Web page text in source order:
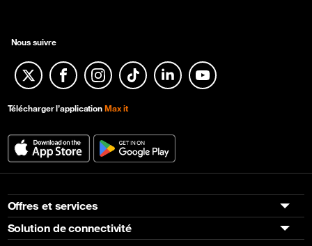
Nous suivre
Twitter FacebookInstagramTikTok Linkedin YouTube
Télécharger l’applicationMax it
Offres et services
Solution de connectivité